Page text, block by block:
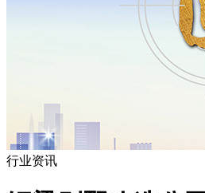
行业资讯